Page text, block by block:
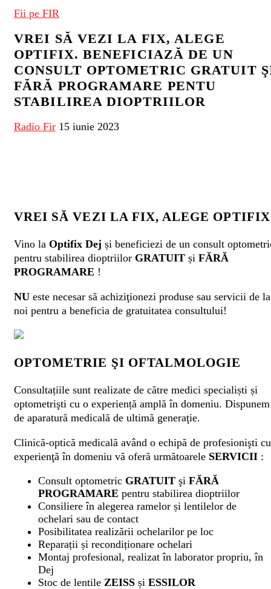
Fii pe FIR
VREI SĂ VEZI LA FIX, ALEGE
OPTIFIX. BENEFICIAZĂ DE UN
CONSULT OPTOMETRIC GRATUIT
FĂRĂ PROGRAMARE PENTU
STABILIREA DIOPTRIILOR
Radio Fir 15 iunie 2023
VREI SĂ VEZI LA FIX, ALEGE OPTIFIX
Vino la Optifix Dej și beneficiezi de un consult
pentru stabilirea dioptriilor GRATUIT și FĂRĂ
PROGRAMARE !
NU este necesar să achiziţionezi produse sau servicii de la
noi pentru a beneficia de gratuitatea consultului!
OPTOMETRIE ŞI OFTALMOLOGIE
Consultațiile sunt realizate de către medici specialiști și
optometrişti cu o experiență amplă în domeniu. Dispunem
de aparatură medicală de ultimă generaţie.
Clinică-optică medicală având o echipă de profesionişti cu
experienţă în domeniu vă oferă următoarele SERVICII :
Consult optometric GRATUIT şi FĂRĂ
PROGRAMARE pentru stabilirea dioptriilor
Consiliere în alegerea ramelor și lentilelor de
ochelari sau de contact
Posibilitatea realizării ochelarilor pe loc
Reparații și recondiționare ochelari
Montaj profesional, realizat în laborator propriu, în
Dej
Stoc de lentile ZEISS și ESSILOR